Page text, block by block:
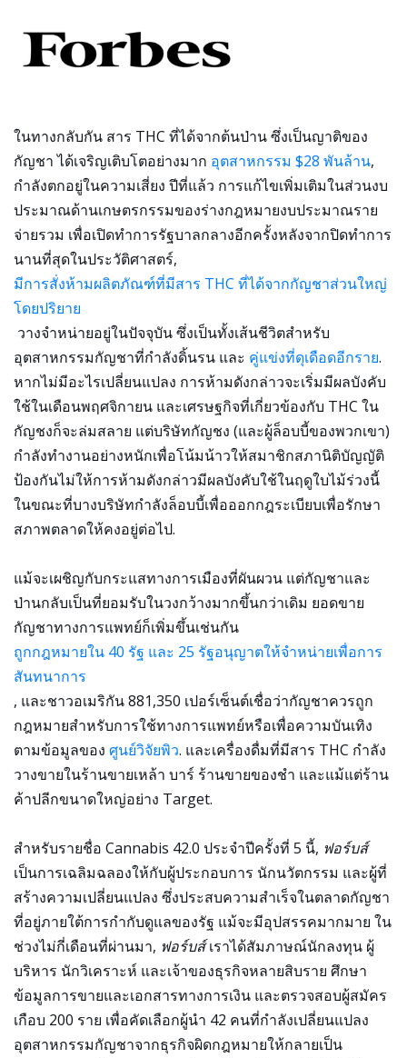
ในทางกลับกัน สาร THC ที่ได้จากต้นป่าน ซึ่งเป็นญาติของ
กัญชา ได้เจริญเติบโตอย่างมาก อุตสาหกรรม $28 พันล้าน,
กำลังตกอยู่ในความเสี่ยง ปีที่แล้ว การแก้ไขเพิ่มเติมในส่วนงบ
ประมาณด้านเกษตรกรรมของร่างกฎหมายงบประมาณราย
จ่ายรวม เพื่อเปิดทำการรัฐบาลกลางอีกครั้งหลังจากปิดทำการ
นานที่สุดในประวัติศาสตร์,
มีการสั่งห้ามผลิตภัณฑ์ที่มีสาร THC ที่ได้จากกัญชาส่วนใหญ่
โดยปริยาย
วางจำหน่ายอยู่ในปัจจุบัน ซึ่งเป็นทั้งเส้นชีวิตสำหรับ
อุตสาหกรรมกัญชาที่กำลังดิ้นรน และ คู่แข่งที่ดุเดือดอีกราย.
หากไม่มีอะไรเปลี่ยนแปลง การห้ามดังกล่าวจะเริ่มมีผลบังคับ
ใช้ในเดือนพฤศจิกายน และเศรษฐกิจที่เกี่ยวข้องกับ THC ใน
กัญชงก็จะล่มสลาย แต่บริษัทกัญชง (และผู้ล็อบบี้ของพวกเขา)
กำลังทำงานอย่างหนักเพื่อโน้มน้าวให้สมาชิกสภานิติบัญญัติ
ป้องกันไม่ให้การห้ามดังกล่าวมีผลบังคับใช้ในฤดูใบไม้ร่วงนี้
ในขณะที่บางบริษัทกำลังล็อบบี้เพื่อออกกฎระเบียบเพื่อรักษา
สภาพตลาดให้คงอยู่ต่อไป.
แม้จะเผชิญกับกระแสทางการเมืองที่ผันผวน แต่กัญชาและ
ป่านกลับเป็นที่ยอมรับในวงกว้างมากขึ้นกว่าเดิม ยอดขาย
กัญชาทางการแพทย์ก็เพิ่มขึ้นเช่นกัน
ถูกกฎหมายใน 40 รัฐ และ 25 รัฐอนุญาตให้จำหน่ายเพื่อการ
สันทนาการ
, และชาวอเมริกัน 881,350 เปอร์เซ็นต์เชื่อว่ากัญชาควรถูก
กฎหมายสำหรับการใช้ทางการแพทย์หรือเพื่อความบันเทิง
ตามข้อมูลของ ศูนย์วิจัยพิว. และเครื่องดื่มที่มีสาร THC กำลัง
วางขายในร้านขายเหล้า บาร์ ร้านขายของชำ และแม้แต่ร้าน
ค้าปลีกขนาดใหญ่อย่าง Target.
สำหรับรายชื่อ Cannabis 42.0 ประจำปีครั้งที่ 5 นี้, ฟอร์บส์
เป็นการเฉลิมฉลองให้กับผู้ประกอบการ นักนวัตกรรม และผู้ที่
สร้างความเปลี่ยนแปลง ซึ่งประสบความสำเร็จในตลาดกัญชา
ที่อยู่ภายใต้การกำกับดูแลของรัฐ แม้จะมีอุปสรรคมากมาย ใน
ช่วงไม่กี่เดือนที่ผ่านมา, ฟอร์บส์เราได้สัมภาษณ์นักลงทุน ผู้
บริหาร นักวิเคราะห์ และเจ้าของธุรกิจหลายสิบราย ศึกษา
ข้อมูลการขายและเอกสารทางการเงิน และตรวจสอบผู้สมัคร
เกือบ 200 ราย เพื่อคัดเลือกผู้นำ 42 คนที่กำลังเปลี่ยนแปลง
อุตสาหกรรมกัญชาจากธุรกิจผิดกฎหมายให้กลายเป็น